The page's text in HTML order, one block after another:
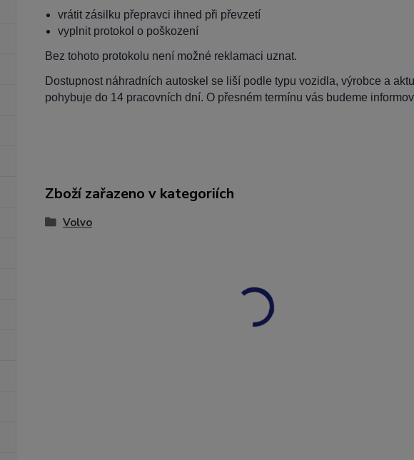
vrátit zásilku přepravci ihned při převzetí
vyplnit protokol o poškození
Bez tohoto protokolu není možné reklamaci uznat.
Dostupnost náhradních autoskel se liší podle typu vozidla, výrobce a
pohybuje do 14 pracovních dní. O přesném termínu vás budeme
Zboží zařazeno v kategoriích
Volvo